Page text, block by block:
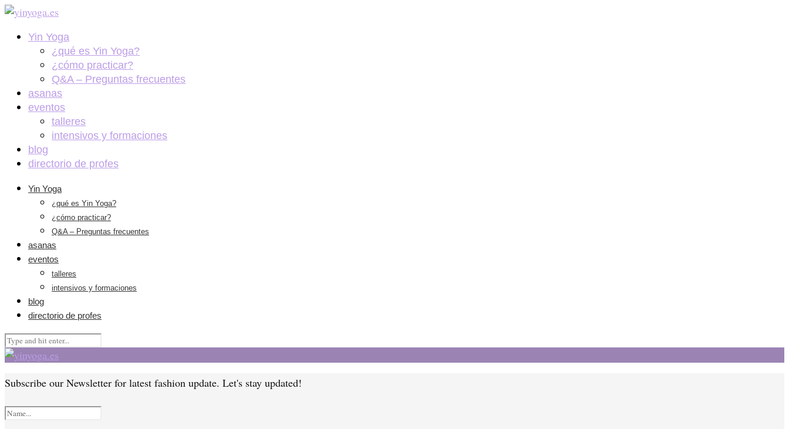
Yin Yoga
¿qué es Yin Yoga?
¿cómo practicar?
Q&A – Preguntas frecuentes
asanas
eventos
talleres
intensivos y formaciones
blog
directorio de profes
Yin Yoga
¿qué es Yin Yoga?
¿cómo practicar?
Q&A – Preguntas frecuentes
asanas
eventos
talleres
intensivos y formaciones
blog
directorio de profes
Subscribe our Newsletter for latest fashion update. Let's stay updated!